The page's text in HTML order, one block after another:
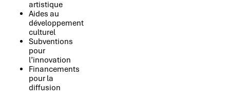
artistique
Aides au
développement
culturel
Subventions
pour
l’innovation
Financements
pour la
diffusion